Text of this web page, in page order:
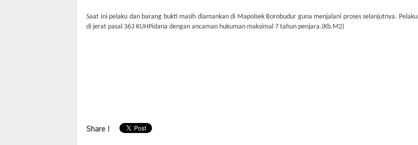
Saat ini pelaku dan barang bukti masih diamankan di Mapolsek Borobudur guna menjalani proses selanjutnya. Pelaku
di jerat pasal 363 KUHPidana dengan ancaman hukuman maksimal 7 tahun penjara.(Kb.M2)
Share !